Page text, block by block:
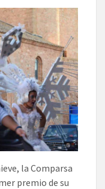
la Comparsa
premio de su